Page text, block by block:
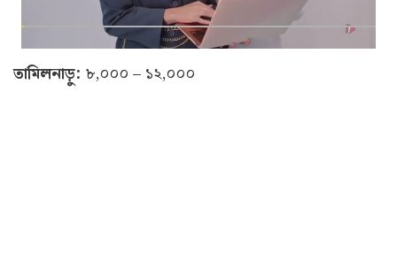
তামিলনাড়ু: ৮,০০০ – ১২,০০০